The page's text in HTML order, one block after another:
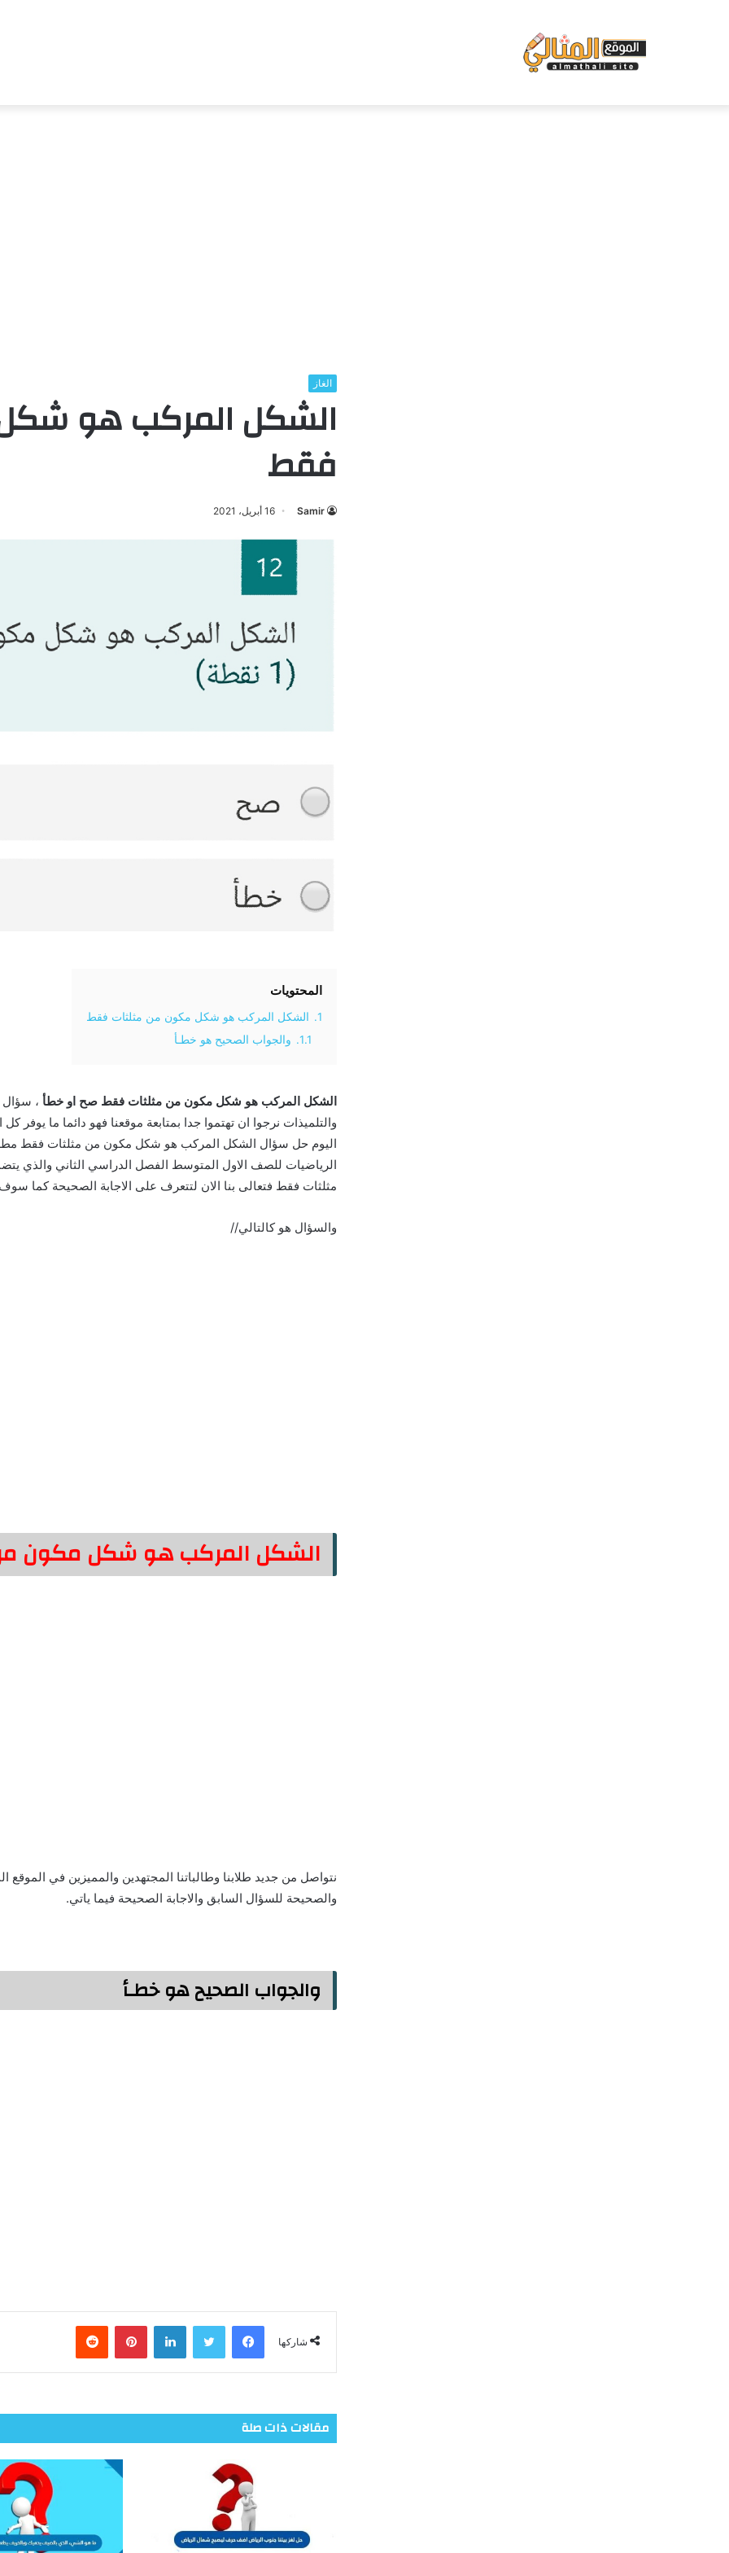
الغاز
الشكل المركب هو
فقط
Samir 16 أبريل، 2021
المحتويات
1.
الشكل المركب هو شكل مكون من مثلثات فقط
1.1.
والجواب الصحيح هو خطـأ
الشكل المركب هو شكل مكون من مثلثات فقط صح او خطأ
والتلميذات نرجوا ان تهتموا جدا بمتابعة موقعنا فهو دائما ما يوفر كل
الرياضيات للصف الاول المتوسط الفصل الدراسي الثاني
مثلثات فقط فتعالى بنا الان لتتعرف على الاجابة الصحيحة كما سوف
والسؤال هو كالتالي//
الشكل المركب هو شكل مكون
نتواصل من جديد طلابنا وطالباتنا المجتهدين والمميزين في الموقع
والصحيحة للسؤال السابق والاجابة الصحيحة فيما ياتي.
والجواب الصحيح هو خطـأ
شاركها
فيسبوك تويتر لينكدإن بينتيريست
مقالات ذات صلة